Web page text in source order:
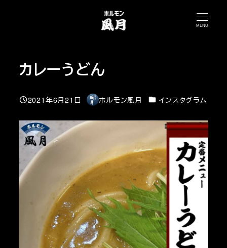
MENU
カレーうどん
投稿日
2021年6月21日
著
ホルモン風月 カテゴリー
インスタグラム